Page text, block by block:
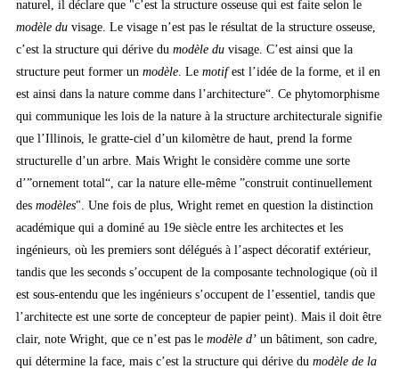
naturel, il déclare que "c’est la structure osseuse qui est faite selon le
modèle duvisage. Le visage n’est pas le résultat de la structure osseuse,
c’est la structure qui dérive du modèle duvisage. C’est ainsi que la
structure peut former un modèle. Le motifest l’idée de la forme, et il en
est ainsi dans la nature comme dans l’architecture“. Ce phytomorphisme
qui communique les lois de la nature à la structure architecturale signifie
que l’Illinois, le gratte-ciel d’un kilomètre de haut, prend la forme
structurelle d’un arbre. Mais Wright le considère comme une sorte
d’”ornement total“, car la nature elle-même ”construit continuellement
des modèles". Une fois de plus, Wright remet en question la distinction
académique qui a dominé au 19e siècle entre les architectes et les
ingénieurs, où les premiers sont délégués à l’aspect décoratif extérieur,
tandis que les seconds s’occupent de la composante technologique (où il
est sous-entendu que les ingénieurs s’occupent de l’essentiel, tandis que
l’architecte est une sorte de concepteur de papier peint). Mais il doit être
clair, note Wright, que ce n’est pas le modèle d’un bâtiment, son cadre,
qui détermine la face, mais c’est la structure qui dérive du modèle de la